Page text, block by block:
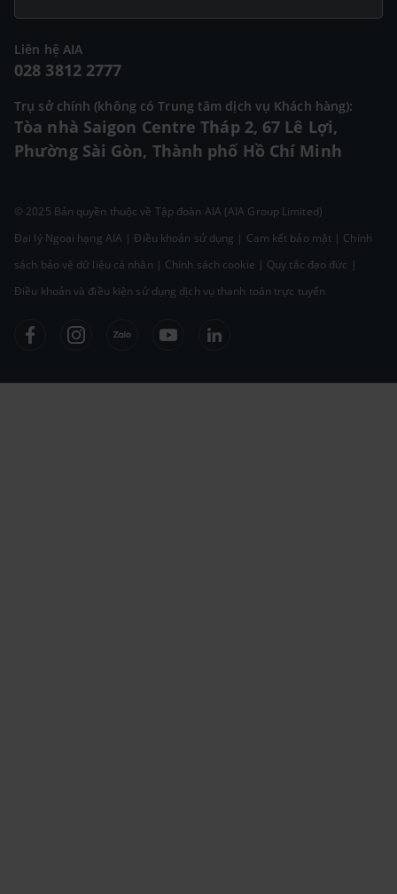
Liên hệ AIA
028 3812 2777
Trụ sở chính (không có Trung tâm dịch vụ Khách hàng):
Tòa nhà Saigon Centre Tháp 2, 67 Lê Lợi,
Phường Sài Gòn, Thành phố Hồ Chí Minh
© 2025 Bản quyền thuộc về Tập đoàn AIA (AIA Group Limited)
Đại lý Ngoại hạng AIA |Điều khoản sử dụng | Cam kết bảo mật | Chính
sách bảo vệ dữ liệu cá nhân | Chính sách cookie | Quy tắc đạo đức |
Điều khoản và điều kiện sử dụng dịch vụ thanh toán trực tuyến